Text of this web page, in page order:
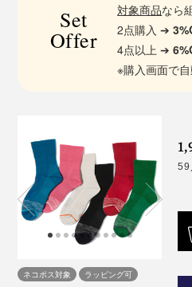
Set
Offer
対象商品なら
2点購入 ➔
4点以上 ➔
※購入画面で自
ネコポス対象 ラッピング可
59